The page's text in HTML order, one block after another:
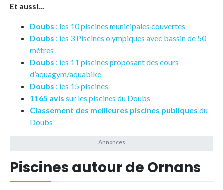
Et aussi...
Doubs : les 10 piscines municipales couvertes
Doubs : les 3 Piscines olympiques avec bassin de 50
mètres
Doubs : les 11 piscines proposant des cours
d’aquagym/aquabike
Doubs : les 15 piscines
1165 avis sur les piscines du Doubs
Classement des meilleures piscines publiques du
Doubs
Piscines autour de Ornans